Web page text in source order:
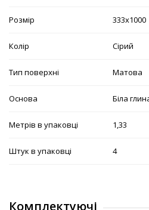
Розмір 333х1000
Колір Сірий
Тип поверхні Матова
Основа Біла
Метрів в упаковці 1,33
Штук в упаковці 4
Комплектуючі